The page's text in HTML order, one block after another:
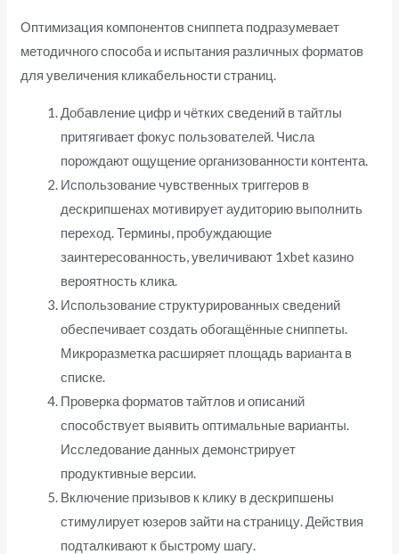
Оптимизация компонентов сниппета подразумевает
методичного способа и испытания различных форматов
для увеличения кликабельности страниц.
Добавление цифр и чётких сведений в тайтлы
притягивает фокус пользователей. Числа
порождают ощущение организованности контента.
Использование чувственных триггеров в
дескрипшенах мотивирует аудиторию выполнить
переход. Термины, пробуждающие
заинтересованность, увеличивают 1xbet казино
вероятность клика.
Использование структурированных сведений
обеспечивает создать обогащённые сниппеты.
Микроразметка расширяет площадь варианта в
списке.
Проверка форматов тайтлов и описаний
способствует выявить оптимальные варианты.
Исследование данных демонстрирует
продуктивные версии.
Включение призывов к клику в дескрипшены
стимулирует юзеров зайти на страницу. Действия
подталкивают к быстрому шагу.